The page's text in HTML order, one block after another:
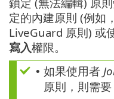
定的內建原則 (例如，
LiveGuard 原則) 或
寫入權限。
• 如果使用者
原則，則需要